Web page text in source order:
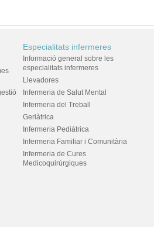
Especialitats infermeres
Informació general sobre les
especialitats infermeres
Llevadores
Infermeria de Salut Mental
Infermeria del Treball
Geriàtrica
Infermeria Pediàtrica
Infermeria Familiar i Comunitària
Infermeria de Cures
Medicoquirúrgiques